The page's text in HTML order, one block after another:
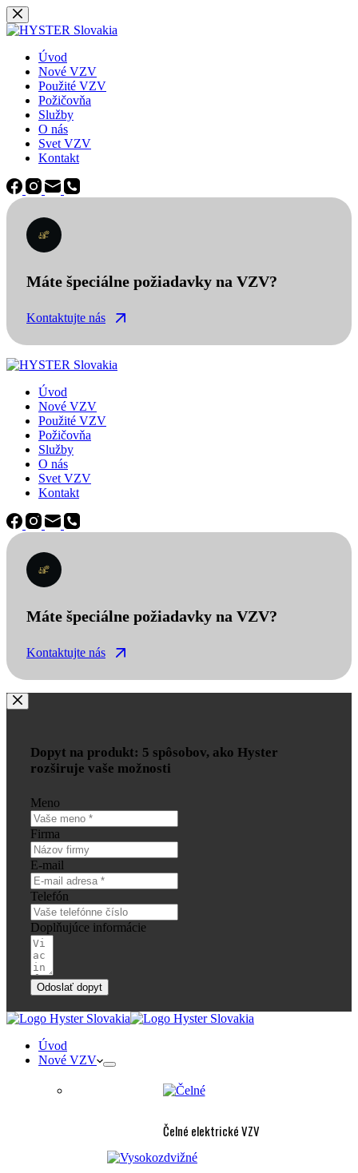
Späť
na
Úvod
Nové VZV
Použité VZV
Požičovňa
Služby
O nás
Svet VZV
Kontakt
Máte špeciálne požiadavky na VZV?
Kontaktujte nás
Úvod
Nové VZV
Použité VZV
Požičovňa
Služby
O nás
Svet VZV
Kontakt
Máte špeciálne požiadavky na VZV?
Kontaktujte nás
Dopyt na produkt: 5 spôsobov, ako Hyster
rozširuje vaše možnosti
Meno
Firma
E-mail
Telefón
Doplňujúce informácie
Odoslať dopyt
Úvod
Nové VZV
Čelné elektrické VZV